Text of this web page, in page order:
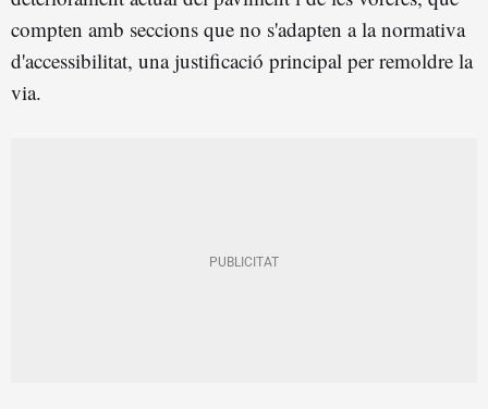
compten amb seccions que no s'adapten a la normativa
d'accessibilitat, una justificació principal per remoldre la
via.